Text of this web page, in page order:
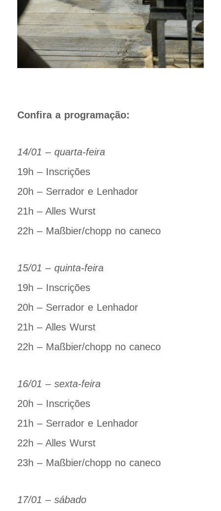
Confira a programação:
14/01 – quarta-feira
19h – Inscrições
20h – Serrador e Lenhador
21h – Alles Wurst
22h – Maßbier/chopp no caneco
15/01 – quinta-feira
19h – Inscrições
20h – Serrador e Lenhador
21h – Alles Wurst
22h – Maßbier/chopp no caneco
16/01 – sexta-feira
20h – Inscrições
21h – Serrador e Lenhador
22h – Alles Wurst
23h – Maßbier/chopp no caneco
17/01 – sábado